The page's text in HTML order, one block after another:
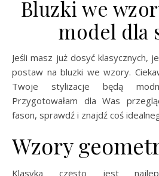
Bluzki we
model dla
Jeśli masz już dosyć klasycznych, jednolitych modeli ubrań,
postaw na bluzki we wzory.
Twoje stylizacje będą
Przygotowałam dla Was
fason, sprawdź i znajdź coś
Wzory
Klasyka często jest